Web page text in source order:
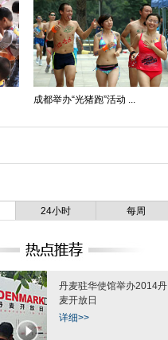
成都举办“光猪跑”活动 ...
24小时 每周
丹麦驻华使馆举办2014丹
麦开放日
详细>>